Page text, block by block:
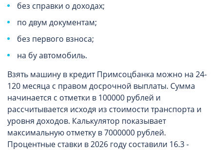
без справки о доходах;
по двум документам;
без первого взноса;
на бу автомобиль.
Взять машину в кредит Примсоцбанка можно на 24-
120 месяца с правом досрочной выплаты. Сумма
начинается с отметки в 100000 рублей и
рассчитывается исходя из стоимости транспорта и
уровня доходов. Калькулятор показывает
максимальную отметку в 7000000 рублей.
Процентные ставки в 2026 году составили 16.3 -